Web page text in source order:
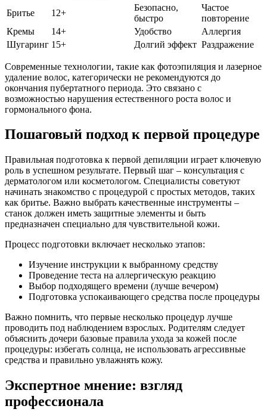
Бритье 12+
Безопасно,
быстро
Частое
повторение
Кремы
14+ Удобство
Аллергия
Шугаринг 15+ Долгий эффект Раздражение
Современные технологии, такие как фотоэпиляция и лазерное
удаление волос, категорически не рекомендуются до
окончания пубертатного периода. Это связано с
возможностью нарушения естественного роста волос и
гормонального фона.
Пошаговый подход к первой процедуре
Правильная подготовка к первой депиляции играет ключевую
роль в успешном результате. Первый шаг – консультация с
дерматологом или косметологом. Специалисты советуют
начинать знакомство с процедурой с простых методов, таких
как бритье. Важно выбрать качественные инструменты –
станок должен иметь защитные элементы и быть
предназначен специально для чувствительной кожи.
Процесс подготовки включает несколько этапов:
Изучение инструкции к выбранному средству
Проведение теста на аллергическую реакцию
Выбор подходящего времени (лучше вечером)
Подготовка успокаивающего средства после процедуры
Важно помнить, что первые несколько процедур лучше
проводить под наблюдением взрослых. Родителям следует
объяснить дочери базовые правила ухода за кожей после
процедуры: избегать солнца, не использовать агрессивные
средства и правильно увлажнять кожу.
Экспертное мнение: взгляд
профессионала